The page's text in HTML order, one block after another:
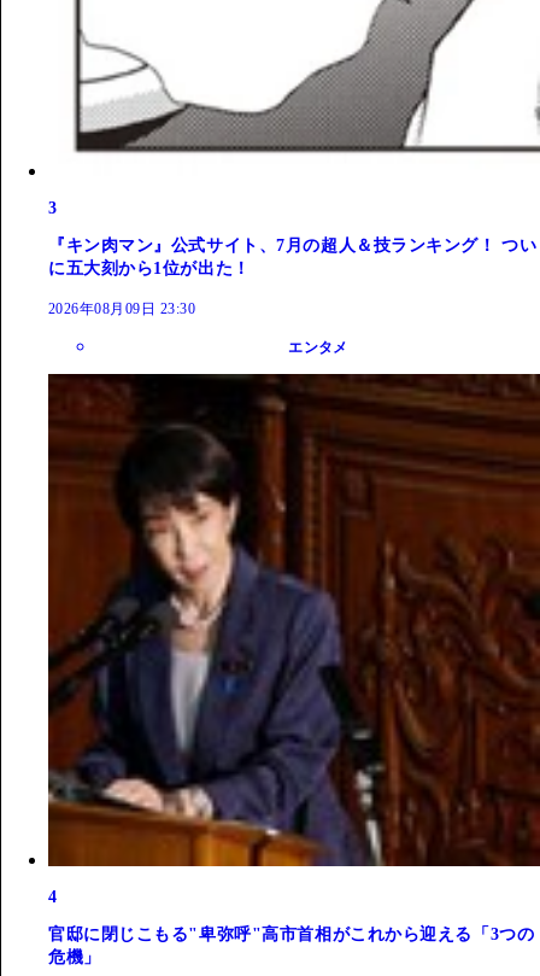
3
『キン肉マン』公式サイト、7月の超人＆技ランキング！ つい
に五大刻から1位が出た！
2026年08月09日 23:30
エンタメ
4
官邸に閉じこもる"卑弥呼"高市首相がこれから迎える「3つの
危機」